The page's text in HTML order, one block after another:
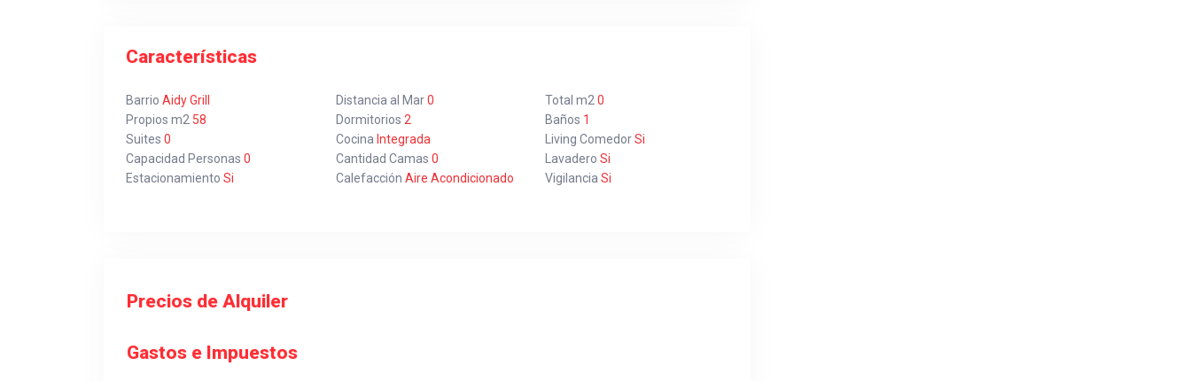
Características
Barrio Aidy Grill Distancia al Mar0 Total m2 0
Propios m2 58 Dormitorios 2 Baños 1
Suites 0 Cocina Integrada Living ComedorSi
Capacidad Personas 0 Cantidad Camas 0 Lavadero Si
Estacionamiento Si Calefacción Aire Acondicionado Vigilancia Si
Precios de Alquiler
Gastos e Impuestos